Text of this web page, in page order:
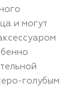
и могут
голубым